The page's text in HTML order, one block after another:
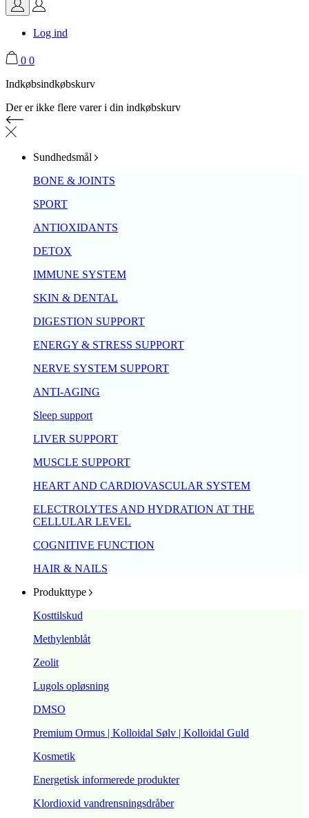
Log ind
0 0
Indkøbsindkøbskurv
Der er ikke flere varer i din indkøbskurv
Sundhedsmål
BONE & JOINTS
SPORT
ANTIOXIDANTS
DETOX
IMMUNE SYSTEM
SKIN & DENTAL
DIGESTION SUPPORT
ENERGY & STRESS SUPPORT
NERVE SYSTEM SUPPORT
ANTI-AGING
Sleep support
LIVER SUPPORT
MUSCLE SUPPORT
HEART AND CARDIOVASCULAR SYSTEM
ELECTROLYTES AND HYDRATION AT THE
CELLULAR LEVEL
COGNITIVE FUNCTION
HAIR & NAILS
Produkttype
Kosttilskud
Methylenblåt
Zeolit
Lugols opløsning
DMSO
Premium Ormus | Kolloidal Sølv | Kolloidal Guld
Kosmetik
Energetisk informerede produkter
Klordioxid vandrensningsdråber